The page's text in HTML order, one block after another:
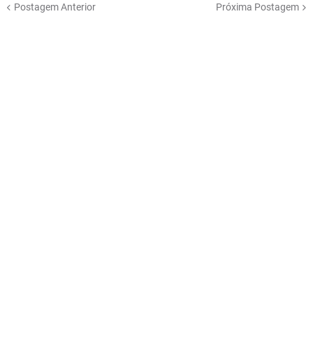
Postagem Anterior Próxima Postagem